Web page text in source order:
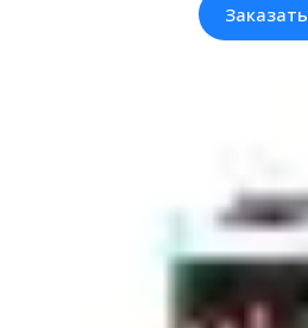
Заказать